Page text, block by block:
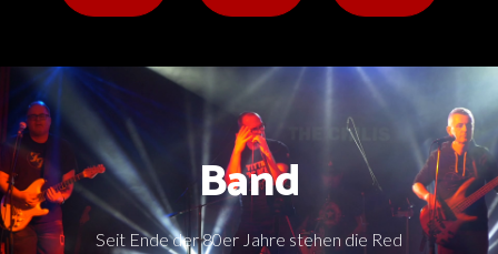
Band
Seit Ende der 80er Jahre stehen die Red